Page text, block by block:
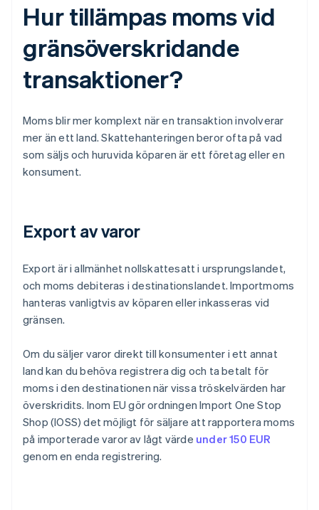
Hur tillämpas moms vid
gränsöverskridande
transaktioner?
Moms blir mer komplext när en transaktion involverar
mer än ett land. Skattehanteringen beror ofta på vad
som säljs och huruvida köparen är ett företag eller en
konsument.
Export av varor
Export är i allmänhet nollskattesatt i ursprungslandet,
och moms debiteras i destinationslandet. Importmoms
hanteras vanligtvis av köparen eller inkasseras vid
gränsen.
Om du säljer varor direkt till konsumenter i ett annat
land kan du behöva registrera dig och ta betalt för
moms i den destinationen när vissa tröskelvärden har
överskridits. Inom EU gör ordningen Import One Stop
Shop (IOSS) det möjligt för säljare att rapportera moms
på importerade varor av lågt värde under 150 EUR
genom en enda registrering.